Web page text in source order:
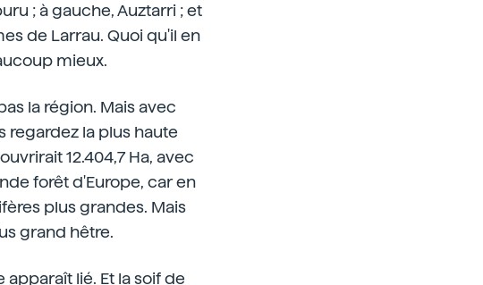
; à gauche, Auztarri ; et
de Larrau. Quoi qu'il en
mieux.
la région. Mais avec
regardez la plus haute
12.404,7 Ha, avec
forêt d'Europe, car en
plus grandes. Mais
grand hêtre.
lié. Et la soif de